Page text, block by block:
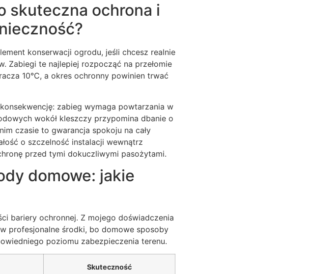
skuteczna ochrona i
konserwacji ogrodu, jeśli chcesz realnie
Zabiegi te najlepiej rozpocząć na przełomie
10°C, a okres ochronny powinien trwać
zabieg wymaga powtarzania w
wokół kleszczy przypomina dbanie o
czasie to gwarancja spokoju na cały
o szczelność instalacji wewnątrz
przed tymi dokuczliwymi pasożytami.
domowe: jakie
bariery ochronnej. Z mojego doświadczenia
profesjonalne środki, bo domowe sposoby
poziomu zabezpieczenia terenu.
Skuteczność